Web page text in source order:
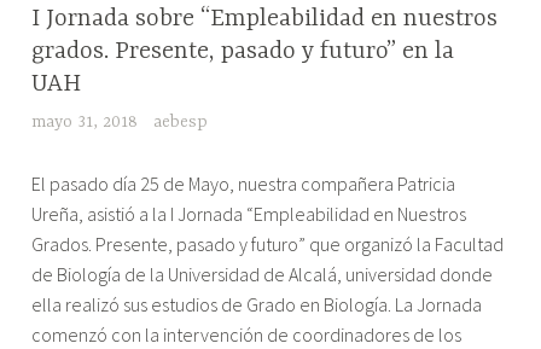
RESEÑAS
DE
EVENTOS
I Jornada sobre “Empleabilidad en nuestros
grados. Presente, pasado y futuro” en la
UAH
mayo 31, 2018 aebesp
"I
Jornada
sobre
“Empleabilidad
en
nuestros
El pasado día 25 de Mayo, nuestra compañera Patricia
Ureña, asistió a la I Jornada “Empleabilidad en Nuestros
Grados. Presente, pasado y futuro” que organizó la Facultad
de Biología de la Universidad de Alcalá, universidad donde
ella realizó sus estudios de Grado en Biología. La Jornada
comenzó con la intervención de coordinadores de los